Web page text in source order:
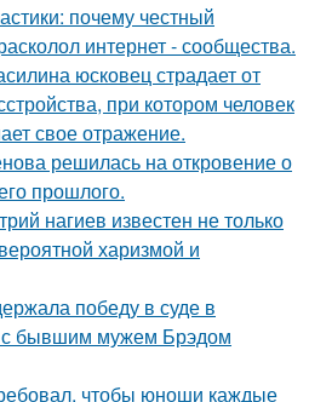
почему честный
интернет - сообщества.
юсковец страдает от
при котором человек
свое отражение.
решилась на откровение о
прошлого.
нагиев известен не только
харизмой и
победу в суде в
с бывшим мужем Брэдом
чтобы юноши каждые